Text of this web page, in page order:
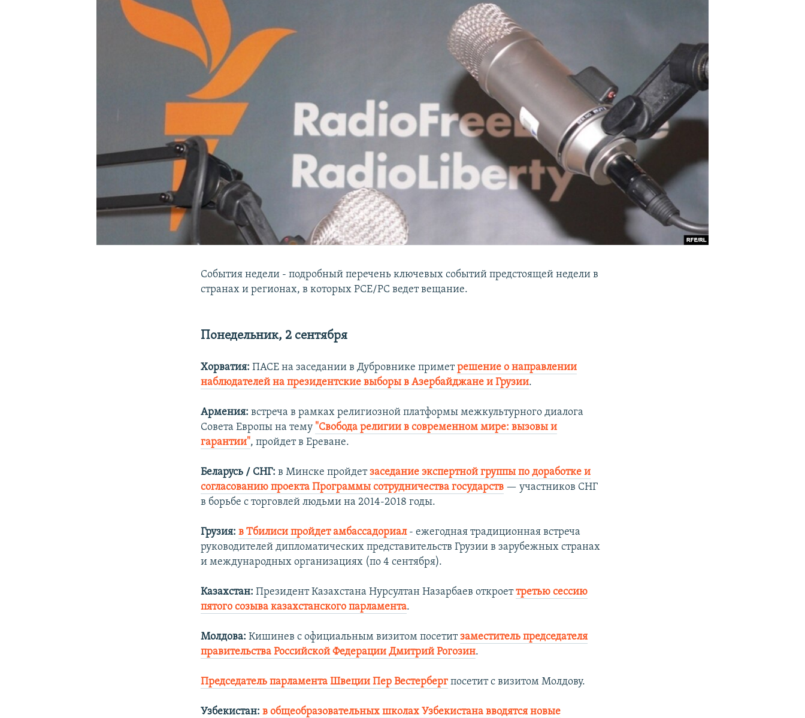
События недели - подробный перечень ключевых событий предстоящей недели в
странах и регионах, в которых РСЕ/РС ведет вещание.
Понедельник, 2 сентября
Хорватия: ПАСЕ на заседании в Дубровнике приметрешение о направлении
наблюдателей на президентские выборы в Азербайджане и Грузии.
Армения: встреча в рамках религиозной платформы межкультурного диалога
Совета Европы на тему "Свобода религии в современном мире: вызовы и
гарантии", пройдет в Ереване.
Беларусь / СНГ: в Минске пройдетзаседание экспертной группы по доработке и
согласованию проекта Программы сотрудничества государств — участников СНГ
в борьбе с торговлей людьми на 2014-2018 годы.
Грузия: в Тбилиси пройдет амбассадориал- ежегодная традиционная встреча
руководителей дипломатических представительств Грузии в зарубежных странах
и международных организациях (по 4 сентября).
Казахстан: Президент Казахстана Нурсултан Назарбаев откроеттретью сессию
пятого созыва казахстанского парламента.
Молдова: Кишинев с официальным визитом посетитзаместитель председателя
правительства Российской Федерации Дмитрий Рогозин.
Председатель парламента Швеции Пер Вестерберг посетит с визитом Молдову.
Узбекистан: в общеобразовательных школах Узбекистана вводятся новые